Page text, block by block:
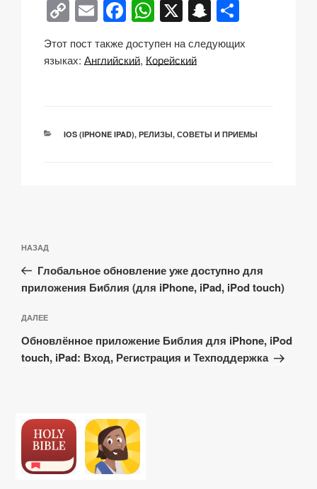
C
o
p
n
k
E
m
ail
F
a
c
o
o
W
h
at
p
p
X S
n
a
h
at
тп
р
и
ть
Этот пост также доступен на следующих
языках: Английский Корейский
РУБРИКИ
IOS (IPHONE IPAD), РЕЛИЗЫ, СОВЕТЫ И ПРИЕМЫ
по
записям
Предыдущая
запись:
НАЗАД
Глобальное обновление уже доступно для
приложения Библия (для iPhone, iPad, iPod touch)
Следующая
запись
ДАЛЕЕ
Обновлённое приложение Библия для iPhone, iPod
touch, iPad: Вход, Регистрация и Техподдержка